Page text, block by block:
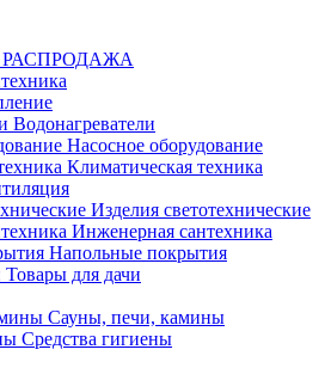
РАСПРОДАЖА
Водонагреватели
Насосное оборудование
Климатическая техника
Изделия светотехнические
Инженерная сантехника
Напольные покрытия
Товары для дачи
Сауны, печи, камины
Средства гигиены